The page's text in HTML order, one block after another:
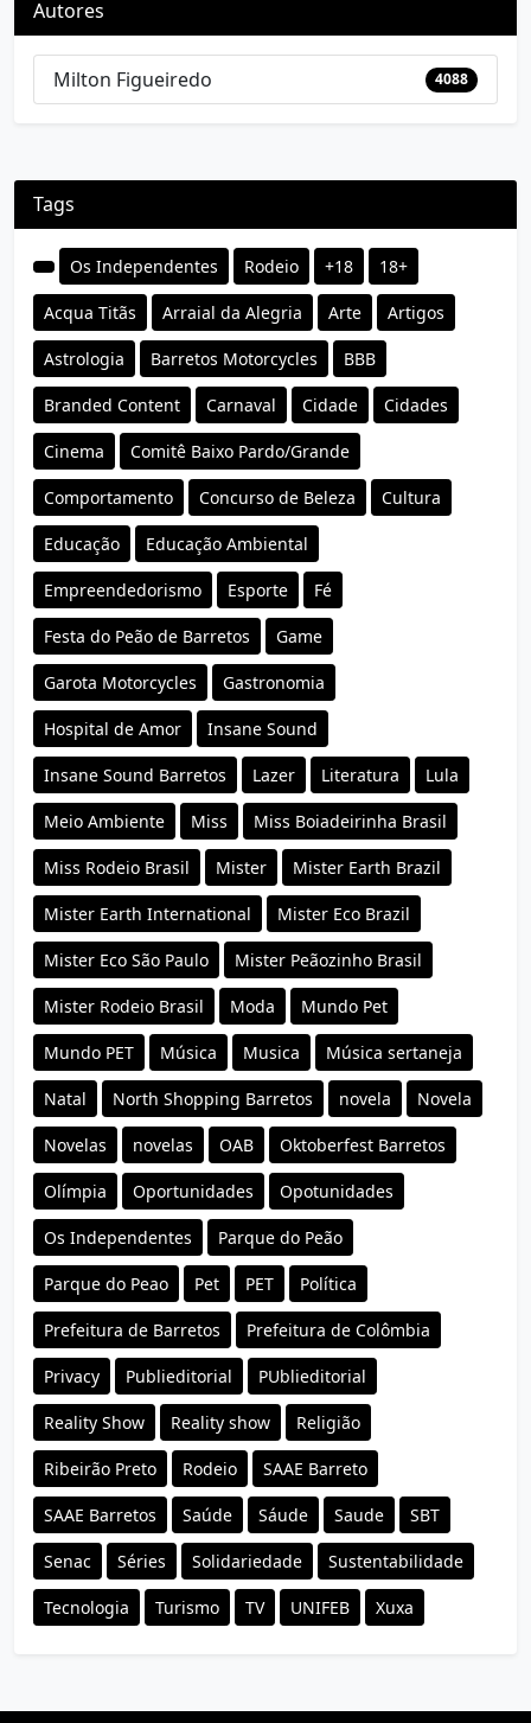
Autores
Milton Figueiredo 4088
Tags
Os Independentes Rodeio +18 18+
Acqua Titãs Arraial da Alegria Arte Artigos
Astrologia Barretos Motorcycles BBB
Branded Content Carnaval Cidade Cidades
Cinema Comitê Baixo Pardo/Grande
Comportamento Concurso de Beleza Cultura
Educação Educação Ambiental
Empreendedorismo Esporte Fé
Festa do Peão de Barretos Game
Garota Motorcycles Gastronomia
Hospital de Amor Insane Sound
Insane Sound Barretos Lazer Literatura Lula
Meio Ambiente Miss Miss Boiadeirinha Brasil
Miss Rodeio Brasil Mister Mister Earth Brazil
Mister Earth International Mister Eco Brazil
Mister Eco São Paulo Mister Peãozinho Brasil
Mister Rodeio Brasil Moda Mundo Pet
Mundo PET Música Musica Música sertaneja
Natal North Shopping Barretos novela Novela
Novelas novelas OAB Oktoberfest Barretos
Olímpia Oportunidades Opotunidades
Os Independentes Parque do Peão
Parque do Peao Pet PET Política
Prefeitura de Barretos Prefeitura de Colômbia
Privacy Publieditorial PUblieditorial
Reality Show Reality show Religião
Ribeirão Preto Rodeio SAAE Barreto
SAAE Barretos Saúde Sáude Saude SBT
Senac Séries Solidariedade Sustentabilidade
Tecnologia Turismo TV UNIFEB Xuxa